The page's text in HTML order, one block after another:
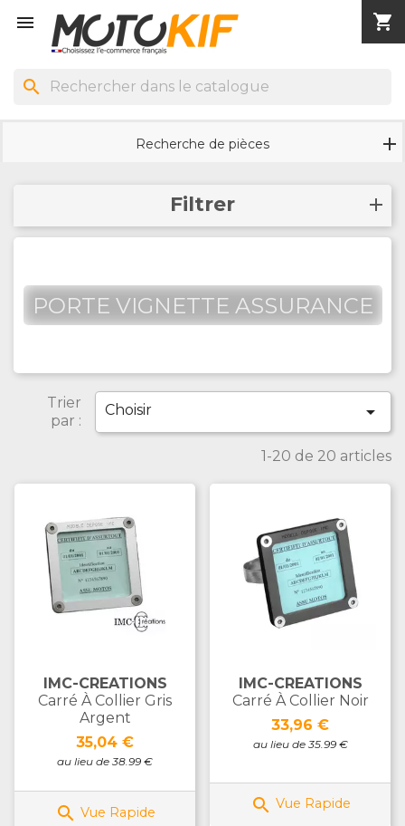
 shopping_cart
search
Recherche de pièces
Filtrer
PORTE VIGNETTE ASSURANCE
Trier
par :
Choisir 
1-20 de 20 articles
IMC-CREATIONS
Carré À Collier Gris
Argent
Prix
35,04 €
au lieu de 38.99 €
 Vue Rapide
IMC-CREATIONS
Carré À Collier Noir
Prix
33,96 €
au lieu de 35.99 €
 Vue Rapide